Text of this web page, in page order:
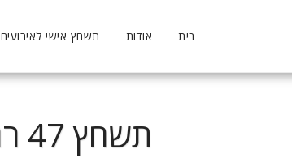
בית אודות תשחץ אישי לאירועים
תשחץ 47 רגיל 2022